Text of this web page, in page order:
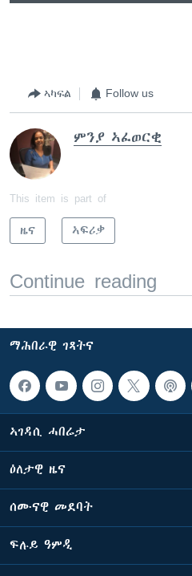
ኣካፍል Follow us
ምንያ ኣፈወርቂ
This item is part of
ዜና ኣፍሪቃ
Continue reading
ማሕበራዊ ገጻትና
ኣገዳሲ ሓበሬታ
ዕለታዊ ዜና
ሰሙናዊ መደባት
ፍሉይ ዓምዲ